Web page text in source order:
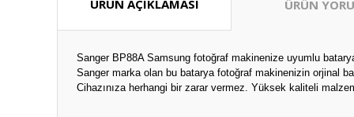
ÜRÜN AÇIKLAMASI ÜRÜN
Sanger BP88A Samsung fotoğraf makinenize uyumlu
Sanger marka olan bu batarya fotoğraf makinenizin orjinal
Cihazınıza herhangi bir zarar vermez. Yüksek kaliteli